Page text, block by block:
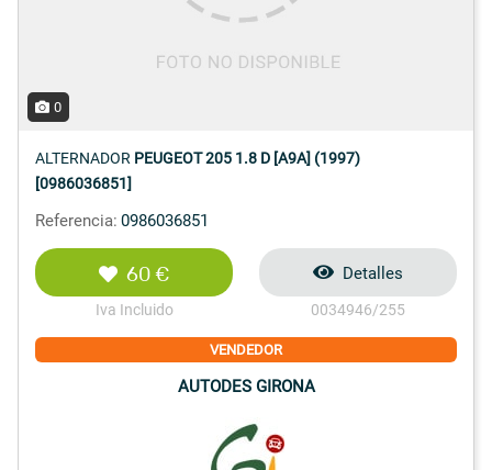
0
ALTERNADOR PEUGEOT 205 1.8 D [A9A] (1997)
[0986036851]
Referencia: 0986036851
60 €
Iva Incluido
Detalles
0034946/255
VENDEDOR
AUTODES GIRONA